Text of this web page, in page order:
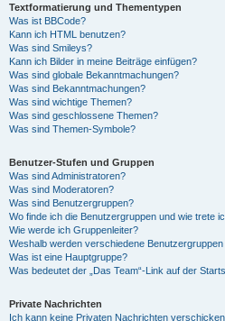
Textformatierung und Thementypen
Was ist BBCode?
Kann ich HTML benutzen?
Was sind Smileys?
Kann ich Bilder in meine Beiträge einfügen?
Was sind globale Bekanntmachungen?
Was sind Bekanntmachungen?
Was sind wichtige Themen?
Was sind geschlossene Themen?
Was sind Themen-Symbole?
Benutzer-Stufen und Gruppen
Was sind Administratoren?
Was sind Moderatoren?
Was sind Benutzergruppen?
Wo finde ich die Benutzergruppen und wie trete
Wie werde ich Gruppenleiter?
Weshalb werden verschiedene
Was ist eine Hauptgruppe?
Was bedeutet der „Das Team“-Link auf der
Private Nachrichten
Ich kann keine Privaten Nachrichten